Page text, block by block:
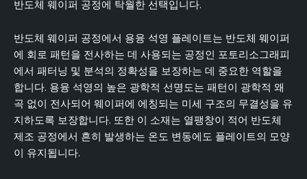
반도체 웨이퍼 공정에 탁월한 선택입니다.
반도체 웨이퍼 공정에서 용융 석영 플레이트는 반도체 웨이퍼
에 회로 패턴을 전사하는 데 사용되는 공정인 포토리소그래피
에서 패터닝 및 분석의 정확성을 보장하는 데 중요한 역할을
합니다. 용융 석영의 높은 광학적 선명도는 패턴이 광학적 왜
곡 없이 전사되어 웨이퍼에 에칭되는 미세 구조의 무결성을 유
지하도록 보장합니다. 또한 이 소재는 열팽창이 적어 반도체
제조 공정에서 흔히 발생하는 온도 변동에도 플레이트의 모양
이 유지됩니다.